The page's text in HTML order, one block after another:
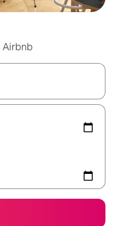
Airbnb
du navigere med